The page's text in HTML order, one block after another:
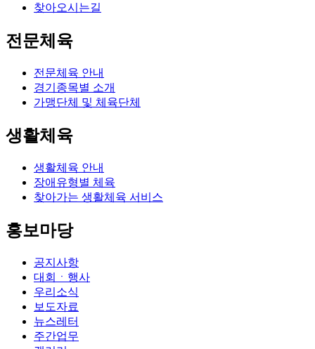
찾아오시는길
전문체육
전문체육 안내
경기종목별 소개
가맹단체 및 체육단체
생활체육
생활체육 안내
장애유형별 체육
찾아가는 생활체육 서비스
홍보마당
공지사항
대회ㆍ행사
우리소식
보도자료
뉴스레터
주간업무